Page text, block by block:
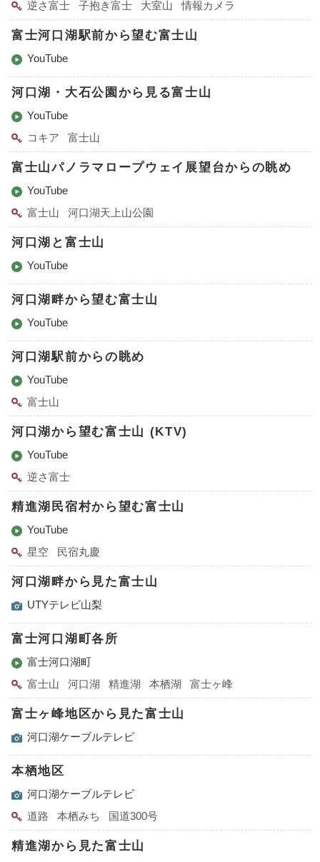
逆さ富士
子抱き富士 大室山 情報カメラ
富士河口湖駅前から望む富士山
YouTube
河口湖・大石公園から見る富士山
YouTube
コキア
富士山
富士山パノラマロープウェイ展望台からの眺め
YouTube
富士山
河口湖天上山公園
河口湖と富士山
YouTube
河口湖畔から望む富士山
YouTube
河口湖駅前からの眺め
YouTube
富士山
河口湖から望む富士山 (KTV)
YouTube
逆さ富士
精進湖民宿村から望む富士山
YouTube
星空
民宿丸慶
河口湖畔から見た富士山
UTYテレビ山梨
富士河口湖町各所
富士河口湖町
富士山
河口湖 精進湖 本栖湖 富士ヶ峰
富士ヶ峰地区から見た富士山
河口湖ケーブルテレビ
本栖地区
河口湖ケーブルテレビ
道路
本栖みち 国道300号
精進湖から見た富士山